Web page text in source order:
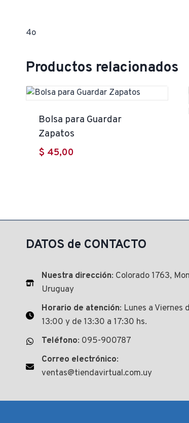
4o
Productos relacionados
Bolsa para Guardar
Zapatos
$ 45,00
DATOS de CONTACTO
Nuestra dirección: Colorado 1763,
Uruguay
Horario de atención: Lunes a Viernes
13:00 y de 13:30 a 17:30 hs.
Teléfono: 095-900787
Correo electrónico:
ventas@tiendavirtual.com.uy